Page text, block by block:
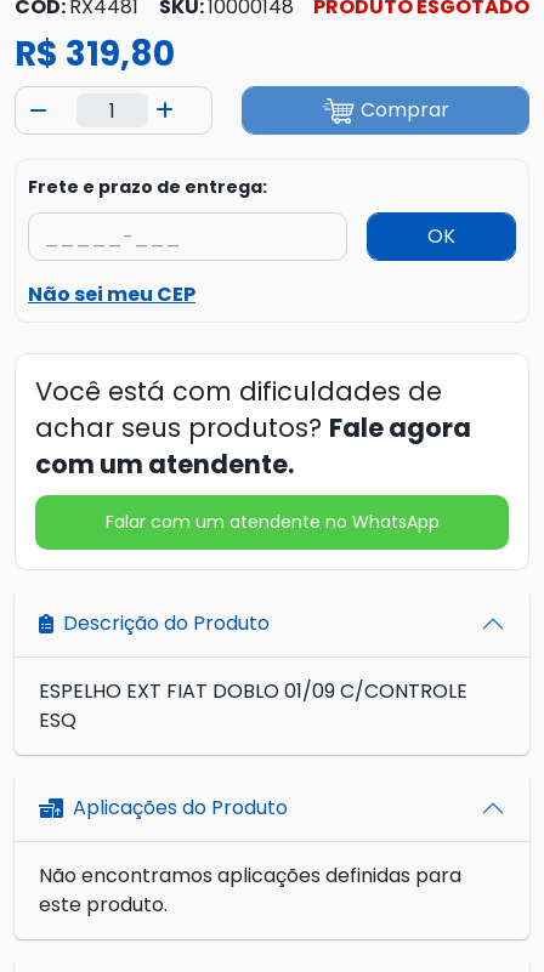
COD:RX4481 SKU:10000148 PRODUTO ESGOTADO
R$ 319,80
Comprar
Frete e prazo de entrega:
OK
Não sei meu CEP
Você está com dificuldades de
achar seus produtos? Fale agora
com um atendente.
Falar com um atendente no WhatsApp
Descrição do Produto
ESPELHO EXT FIAT DOBLO 01/09 C/CONTROLE
ESQ
Aplicações do Produto
Não encontramos aplicações definidas para
este produto.